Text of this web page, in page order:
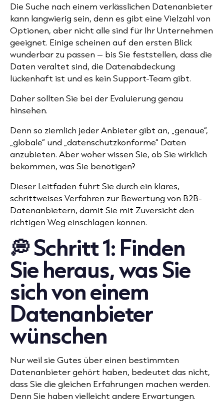
Die Suche nach einem verlässlichen Datenanbieter
kann langwierig sein, denn es gibt eine Vielzahl von
Optionen, aber nicht alle sind für Ihr Unternehmen
geeignet. Einige scheinen auf den ersten Blick
wunderbar zu passen – bis Sie feststellen, dass die
Daten veraltet sind, die Datenabdeckung
lückenhaft ist und es kein Support-Team gibt.
Daher sollten Sie bei der Evaluierung genau
hinsehen.
Denn so ziemlich jeder Anbieter gibt an, „genaue“,
„globale“ und „datenschutzkonforme“ Daten
anzubieten. Aber woher wissen Sie, ob Sie wirklich
bekommen, was Sie benötigen?
Dieser Leitfaden führt Sie durch ein klares,
schrittweises Verfahren zur Bewertung von B2B-
Datenanbietern, damit Sie mit Zuversicht den
richtigen Weg einschlagen können.
💭 Schritt 1: Finden
Sie heraus, was Sie
sich von einem
Datenanbieter
wünschen
Nur weil sie Gutes über einen bestimmten
Datenanbieter gehört haben, bedeutet das nicht,
dass Sie die gleichen Erfahrungen machen werden.
Denn Sie haben vielleicht andere Erwartungen.